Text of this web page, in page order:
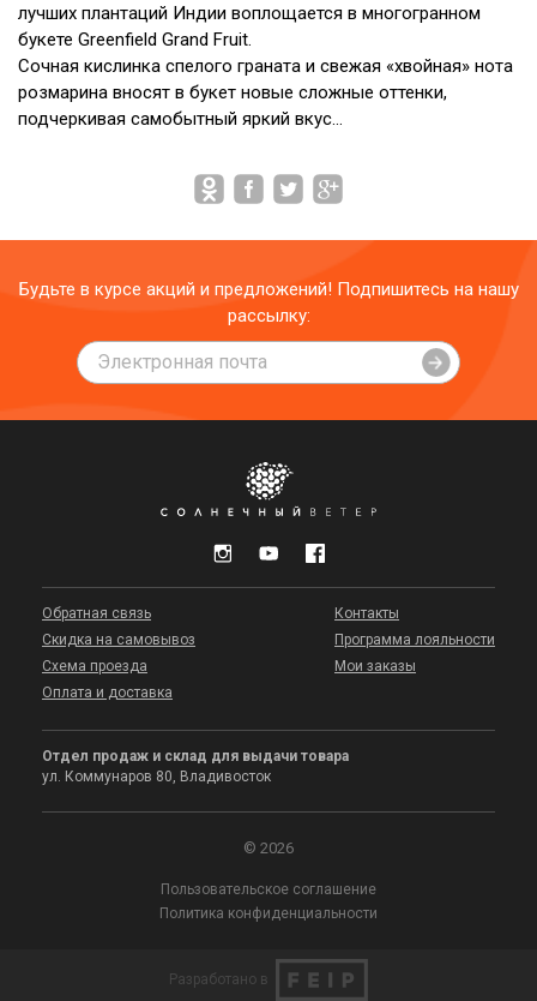
лучших плантаций Индии воплощается в многогранном
букете Greenfield Grand Fruit.
Сочная кислинка спелого граната и свежая «хвойная» нота
розмарина вносят в букет новые сложные оттенки,
подчеркивая самобытный яркий вкус…
Будьте в курсе акций и предложений! Подпишитесь на нашу
рассылку:
Обратная связь
Скидка на самовывоз
Схема проезда
Оплата и доставка
Контакты
Программа лояльности
Мои заказы
Отдел продаж и склад для выдачи товара
ул. Коммунаров 80, Владивосток
© 2026
Пользовательское соглашение
Политика конфиденциальности
Разработано в